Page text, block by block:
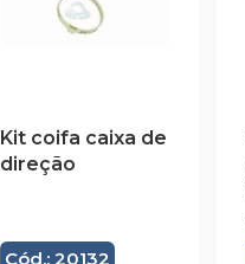
Kit coifa caixa de
direção
Cód.: 20132